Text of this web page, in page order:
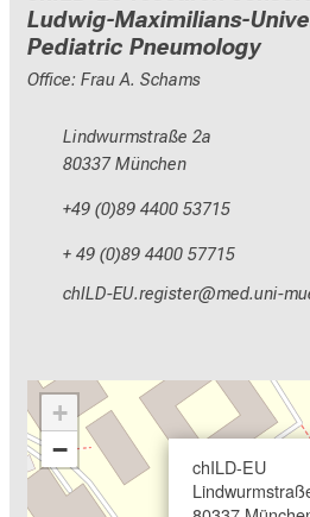
Ludwig-Maximilians-
Pediatric Pneumology
Office: Frau A. Schams
Lindwurmstraße 2a
80337 München
+49 (0)89 4400 53715
+ 49 (0)89 4400 57715
y,zEVM_,NCspixlcbip
vim
chILD-EU
+
−